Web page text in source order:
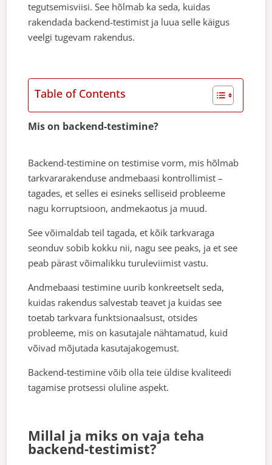
tegutsemisviisi. See hõlmab ka seda, kuidas
rakendada backend-testimist ja luua selle käigus
veelgi tugevam rakendus.
Table of Contents
Mis on backend-testimine?
Backend-testimine on testimise vorm, mis hõlmab
tarkvararakenduse andmebaasi kontrollimist –
tagades, et selles ei esineks selliseid probleeme
nagu korruptsioon, andmekaotus ja muud.
See võimaldab teil tagada, et kõik tarkvaraga
seonduv sobib kokku nii, nagu see peaks, ja et see
peab pärast võimalikku turuleviimist vastu.
Andmebaasi testimine uurib konkreetselt seda,
kuidas rakendus salvestab teavet ja kuidas see
toetab tarkvara funktsionaalsust, otsides
probleeme, mis on kasutajale nähtamatud, kuid
võivad mõjutada kasutajakogemust.
Backend-testimine võib olla teie üldise kvaliteedi
tagamise protsessi oluline aspekt.
Millal ja miks on vaja teha
backend-testimist?